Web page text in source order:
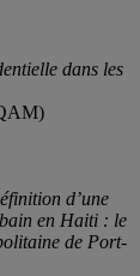
dans les
d’une
en Haiti : le
de Port-